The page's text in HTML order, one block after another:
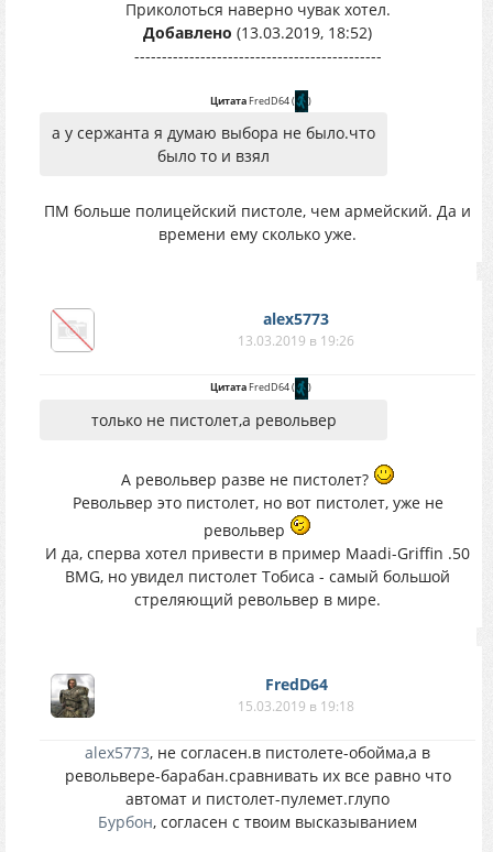
Приколоться наверно чувак хотел.
Добавлено (13.03.2019, 18:52)
---------------------------------------------
ЦитатаFredD64( )
а у сержанта я думаю выбора не было.что
было то и взял
ПМ больше полицейский пистоле, чем армейский. Да и
времени ему сколько уже.
alex5773
13.03.2019 в 19:26
ЦитатаFredD64( )
только не пистолет,а револьвер
А револьвер разве не пистолет?
Револьвер это пистолет, но вот пистолет, уже не
револьвер
И да, сперва хотел привести в пример Maadi-Griffin .50
BMG, но увидел пистолет Тобиса - самый большой
стреляющий револьвер в мире.
FredD64
15.03.2019 в 19:18
alex5773, не согласен.в пистолете-обойма,а в
револьвере-барабан.сравнивать их все равно что
автомат и пистолет-пулемет.глупо
Бурбон, согласен с твоим высказыванием